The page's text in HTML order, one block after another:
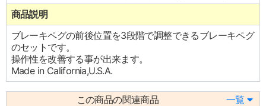
商品説明
ブレーキペグの前後位置を3段階で調整できるブレーキペグ
のセットです。
操作性を改善する事が出来ます。
Made in California,U.S.A.
この商品の関連商品 一覧